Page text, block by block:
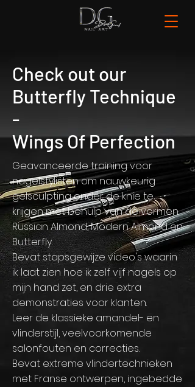
Check out our
Butterfly Technique
-
Wings Of Perfection
Geavanceerde training voor
nagelstylisten om nauwkeurig
gelsculpting onder de knie te
krijgen met behulp van de vormen
Russian Almond, Modern Almond en
Butterfly.
Bevat stapsgewijze video's waarin
ik laat zien hoe ik zelf vijf nagels op
mijn hand zet, en drie extra
demonstraties voor klanten.
Leer de klassieke amandel- en
vlinderstijl, veelvoorkomende
salonfouten en correcties.
Bevat extreme vlindertechnieken
met Franse ontwerpen, ingebedde